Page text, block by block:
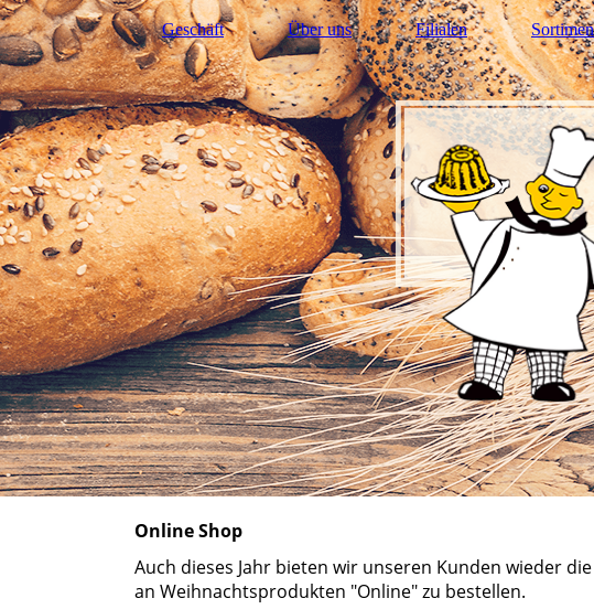
Geschäft Über uns Filialen
Online Shop
Auch dieses Jahr bieten wir unseren Kunden wieder
an Weihnachtsprodukten "Online" zu bestellen.